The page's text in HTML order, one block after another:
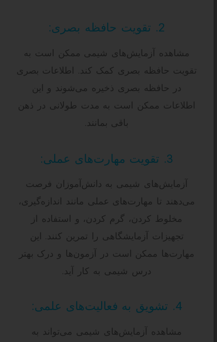
2. تقویت حافظه بصری:
مشاهده آزمایش‌های شیمی ممکن است به
تقویت حافظه بصری کمک کند. اطلاعات بصری
در حافظه بصری ذخیره می‌شوند و این
اطلاعات ممکن است به مدت طولانی در ذهن
باقی بمانند.
3. تقویت مهارت‌های عملی:
آزمایش‌های شیمی به دانش‌آموزان فرصت
می‌دهند تا مهارت‌های عملی مانند اندازه‌گیری،
مخلوط کردن، گرم کردن، و استفاده از
تجهیزات آزمایشگاهی را تمرین کنند. این
مهارت‌ها ممکن است در آزمون‌ها و درک بهتر
درس شیمی به کار آید.
4. تشویق به فعالیت‌های علمی:
مشاهده آزمایش‌های شیمی می‌تواند به